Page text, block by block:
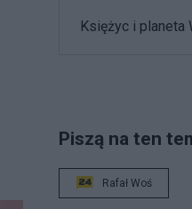
Księżyc i planeta
Piszą na ten
Rafał Woś